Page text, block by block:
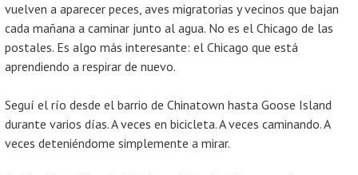
vuelven a aparecer peces, aves migratorias y vecinos que bajan
cada mañana a caminar junto al agua. No es el Chicago de las
postales. Es algo más interesante: el Chicago que está
aprendiendo a respirar de nuevo.
Seguí el río desde el barrio de Chinatown hasta Goose Island
durante varios días. A veces en bicicleta. A veces caminando. A
veces deteniéndome simplemente a mirar.